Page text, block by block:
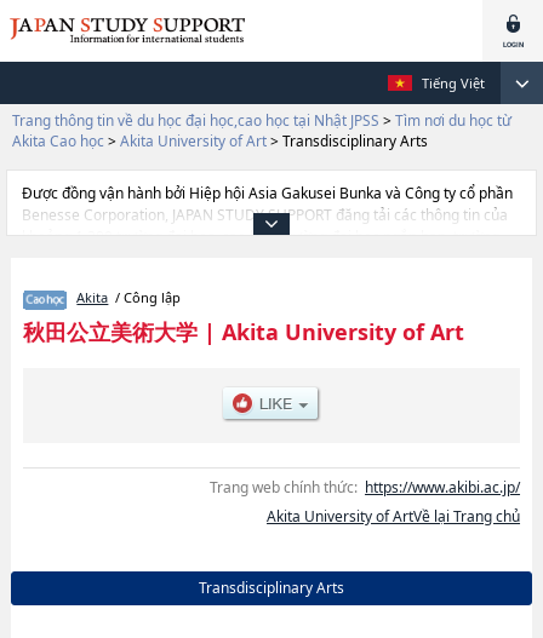
Tiếng Việt
Trang thông tin về du học đại học,cao học tại Nhật JPSS > Tìm nơi du học từ
Akita Cao học > Akita University of Art> Transdisciplinary Arts
Được đồng vận hành bởi Hiệp hội Asia Gakusei Bunka và Công ty cổ phần
Benesse Corporation, JAPAN STUDY SUPPORT đăng tải các thông tin của
khoảng 1.300 trường đại học, cao học, trường đại học ngắn hạn, trường
cần thiết dành cho du học sinh, như là về các Transdisciplinary Arts, thông
tin về từng khoa nghiên cứu, thông tin liên quan đến thi tuyển như số
lượng tuyển sinh, số lượng trúng tuyển, cở sở trang thiết bị, hướng dẫn địa
Akita / Công lập
秋田公立美術大学| Akita University of Art
Trang web chính thức: https://www.akibi.ac.jp/
Akita University of ArtVề lại Trang chủ
Transdisciplinary Arts